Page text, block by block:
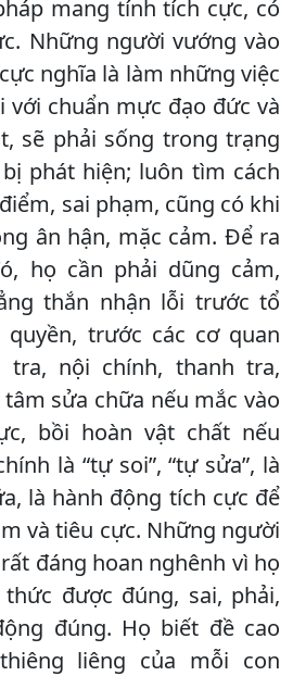
mang tính tích cực, có
Những người vướng vào
nghĩa là làm những việc
với chuẩn mực đạo đức và
sẽ phải sống trong trạng
phát hiện; luôn tìm cách
sai phạm, cũng có khi
ân hận, mặc cảm. Để ra
họ cần phải dũng cảm,
thắn nhận lỗi trước tổ
quyền, trước các cơ quan
tra, nội chính, thanh tra,
sửa chữa nếu mắc vào
bồi hoàn vật chất nếu
là “tự soi”, “tự sửa”, là
là hành động tích cực để
và tiêu cực. Những người
đáng hoan nghênh vì họ
được đúng, sai, phải,
đúng. Họ biết đề cao
liêng của mỗi con